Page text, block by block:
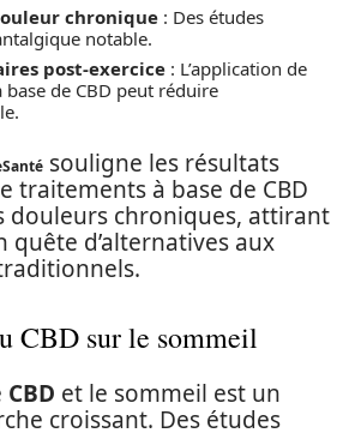
chronique : Des études
notable.
post-exercice : L’application de
de CBD peut réduire
souligne les résultats
traitements à base de CBD
douleurs chroniques, attirant
quête d’alternatives aux
CBD sur le sommeil
CBD et le sommeil est un
croissant. Des études